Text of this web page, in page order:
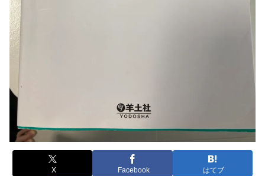
X Facebook はてブ